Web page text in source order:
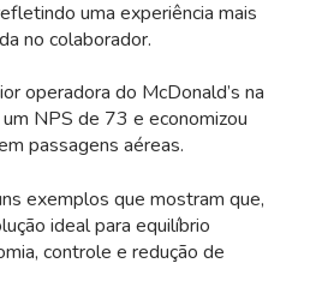
uma experiência mais
no colaborador.
operadora do McDonald’s na
NPS de 73 e economizou
passagens aéreas.
exemplos que mostram que,
ideal para equilíbrio
controle e redução de